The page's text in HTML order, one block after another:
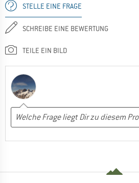
STELLE EINE FRAGE
SCHREIBE EINE BEWERTUNG
TEILE EIN BILD